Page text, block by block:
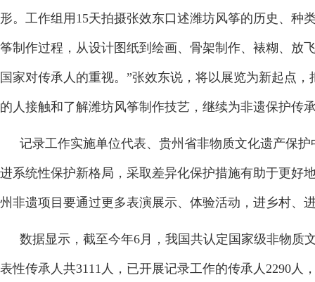
形。工作组用15天拍摄张效东口述潍坊风筝的历史、种
筝制作过程，从设计图纸到绘画、骨架制作、裱糊、放
国家对传承人的重视。”张效东说，将以展览为新起点
的人接触和了解潍坊风筝制作技艺，继续为非遗保护传
记录工作实施单位代表、贵州省非物质文化遗产保
进系统性保护新格局，采取差异化保护措施有助于更好
州非遗项目要通过更多表演展示、体验活动，进乡村、
数据显示，截至今年6月，我国共认定国家级非物质
表性传承人共3111人，已开展记录工作的传承人2290